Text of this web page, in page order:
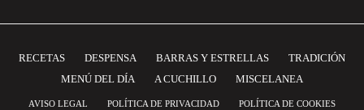
RECETAS DESPENSA BARRAS Y ESTRELLAS
TRADICIÓN
MENÚ DEL DÍA
A CUCHILLO MISCELANEA
AVISO LEGAL POLÍTICA DE PRIVACIDAD
POLÍTICA DE COOKIES